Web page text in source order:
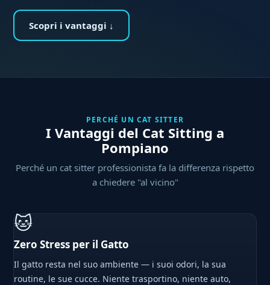
Scopri i vantaggi ↓
PERCHÉ UN CAT SITTER
I Vantaggi del Cat Sitting a
Pompiano
Perché un cat sitter professionista fa la differenza rispetto
a chiedere "al vicino"
🐱
Zero Stress per il Gatto
Il gatto resta nel suo ambiente — i suoi odori, la sua
routine, le sue cucce. Niente trasportino, niente auto,